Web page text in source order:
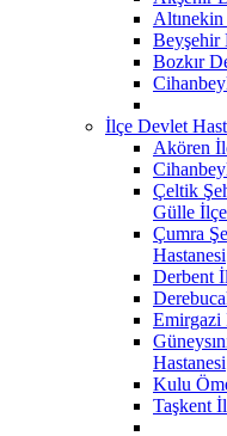
Beyşehir
Bozkır
İlçe Devlet
Akören
Çeltik
Gülle
Çumra
Hastanesi
Derbent
Emirgazi
Hastanesi
Kulu
Taşkent